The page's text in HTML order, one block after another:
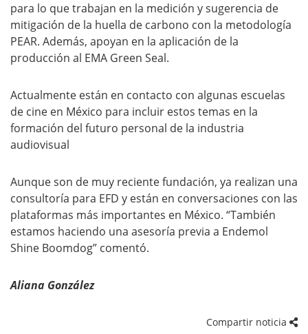
para lo que trabajan en la medición y sugerencia de
mitigación de la huella de carbono con la metodología
PEAR. Además, apoyan en la aplicación de la
producción al EMA Green Seal.
Actualmente están en contacto con algunas escuelas
de cine en México para incluir estos temas en la
formación del futuro personal de la industria
audiovisual
Aunque son de muy reciente fundación, ya realizan una
consultoría para EFD y están en conversaciones con las
plataformas más importantes en México. “También
estamos haciendo una asesoría previa a Endemol
Shine Boomdog” comentó.
Aliana González
Compartir noticia